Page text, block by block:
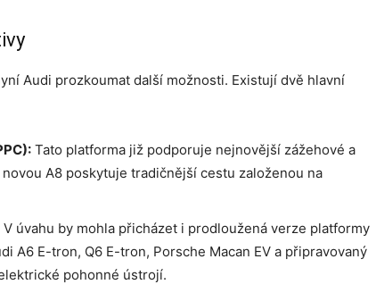
Audi prozkoumat další možnosti. Existují dvě hlavní
Tato platforma již podporuje nejnovější zážehové a
A8 poskytuje tradičnější cestu založenou na
V úvahu by mohla přicházet i prodloužená verze platformy
A6 E-tron, Q6 E-tron, Porsche Macan EV a připravovaný
pohonné ústrojí.